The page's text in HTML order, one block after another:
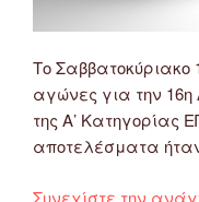
Το Σαββατοκύριακο
αγώνες για την 16η
της Α’ Κατηγορίας
αποτελέσματα
Συνεχίστε την